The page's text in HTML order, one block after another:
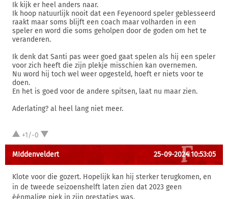
Ik kijk er heel anders naar.
Ik hoop natuurlijk nooit dat een Feyenoord speler geblesseerd
raakt maar soms blijft een coach maar volharden in een
speler en word die soms geholpen door de goden om het te
veranderen.
Ik denk dat Santi pas weer goed gaat spelen als hij een speler
voor zich heeft die zijn plekje misschien kan overnemen.
Nu word hij toch wel weer opgesteld, hoeft er niets voor te
doen.
En het is goed voor de andere spitsen, laat nu maar zien.
Aderlating? al heel lang niet meer.
+1/-0
MIddenveldert 25-09-2024 10:53:05
Klote voor die gozert. Hopelijk kan hij sterker terugkomen, en
in de tweede seizoenshelft laten zien dat 2023 geen
éénmalige piek in zijn prestaties was.